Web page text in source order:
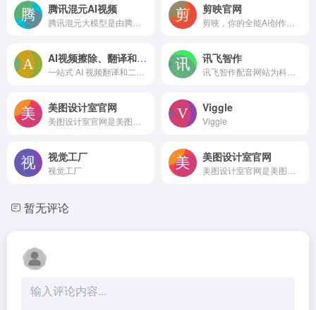
腾讯混元AI视频 剪映官网
AI视频擦除、翻译和配音 讯飞智作
美图设计室官网 Viggle
Viggle
视觉工厂
视觉工厂
美图设计室官网
暂无评论